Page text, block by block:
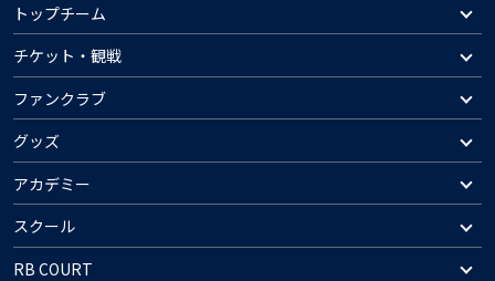
トップチーム
チケット・観戦
ファンクラブ
グッズ
アカデミー
スクール
RB COURT